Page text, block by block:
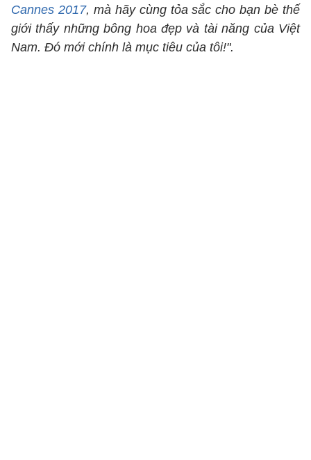
Cannes 2017, mà hãy cùng tỏa sắc cho bạn bè thế
giới thấy những bông hoa đẹp và tài năng của Việt
Nam. Đó mới chính là mục tiêu của tôi!".